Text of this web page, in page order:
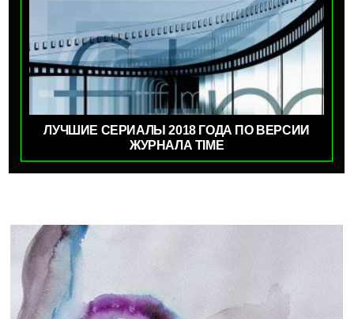
ЛУЧШИЕ СЕРИАЛЫ 2018 ГОДА ПО ВЕРСИИ
ЖУРНАЛА TIME